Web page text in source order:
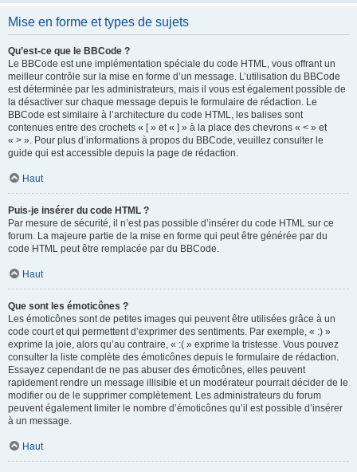
Mise en forme et types de sujets
Qu’est-ce que le BBCode ?
Le BBCode est une implémentation spéciale du code HTML, vous offrant un
meilleur contrôle sur la mise en forme d’un message. L’utilisation du BBCode
est déterminée par les administrateurs, mais il vous est également possible de
la désactiver sur chaque message depuis le formulaire de rédaction. Le
BBCode est similaire à l’architecture du code HTML, les balises sont
contenues entre des crochets « [ » et « ] » à la place des chevrons « < » et
« > ». Pour plus d’informations à propos du BBCode, veuillez consulter le
guide qui est accessible depuis la page de rédaction.
Haut
Puis-je insérer du code HTML ?
Par mesure de sécurité, il n’est pas possible d’insérer du code HTML sur ce
forum. La majeure partie de la mise en forme qui peut être générée par du
code HTML peut être remplacée par du BBCode.
Haut
Que sont les émoticônes ?
Les émoticônes sont de petites images qui peuvent être utilisées grâce à un
code court et qui permettent d’exprimer des sentiments. Par exemple, « :) »
exprime la joie, alors qu’au contraire, « :( » exprime la tristesse. Vous pouvez
consulter la liste complète des émoticônes depuis le formulaire de rédaction.
Essayez cependant de ne pas abuser des émoticônes, elles peuvent
rapidement rendre un message illisible et un modérateur pourrait décider de le
modifier ou de le supprimer complètement. Les administrateurs du forum
peuvent également limiter le nombre d’émoticônes qu’il est possible d’insérer
à un message.
Haut